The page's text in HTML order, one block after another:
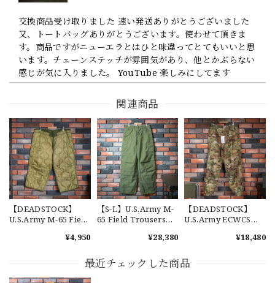
交換商品受け取りました 速い発送ありがとうございました
又、トートバッグありがとうございます。使わせて頂きま
す。商品ですがニューエラとはひと味違ってとてもいいと思
います。チェーンステッチが雰囲気があり、他とかぶらない
感じが気に入りました。 YouTube 楽しみにしてます
【Cooperstown Ball Cap】Made in USA Baseball Cap "1952 BIRMINGHAM BLACK BARONS" 新品 クーパーズタウンボールキャップ バーミングハムブラックバロンズ 6パネル
GREEN
2026/07/17
【W36】POLO by Ralph Lauren POLO CHINO ポロチノ ラルフローレン ユーズド ショーツ ショートパンツ No.30
2026/07/17
DSA
2026/07/16
関連商品
【DEADSTOCK】
U.S.Army M-65 Field
アメリカ軍 新品 M65
ー 単体 キルティング
¥4,950
【S-L】U.S.Army M-
65 Field Trousers
M65 カーゴパンツ 実
¥28,380
【DEADSTOCK】
U.S.Army ECWCS
GORE-TEX Trousers
品 アメリカ軍 デッド
ストック スコーピオ
¥18,480
最近チェックした商品